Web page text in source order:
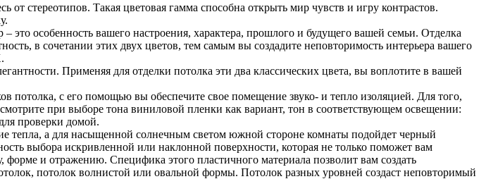
стереотипов. Такая цветовая гамма способна открыть мир чувств и игру контрастов.
особенность вашего настроения, характера, прошлого и будущего вашей семьи. Отделка
в сочетании этих двух цветов, тем самым вы создадите неповторимость интерьера вашего
Применяя для отделки потолка эти два классических цвета, вы воплотите в вашей
с его помощью вы обеспечите свое помещение звуко- и тепло изоляцией. Для того,
при выборе тона виниловой пленки как вариант, тон в соответствующем освещении:
проверки домой.
тепла, а для насыщенной солнечным светом южной стороне комнаты подойдет черный
выбора искривленной или наклонной поверхности, которая не только поможет вам
и отражению. Специфика этого пластичного материала позволит вам создать
потолок волнистой или овальной формы. Потолок разных уровней создаст неповторимый